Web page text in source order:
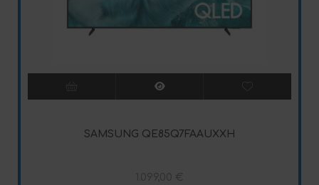
SAMSUNG QE85Q7FAAUXXH
1.099,00 €